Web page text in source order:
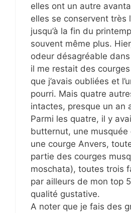
elles ont un autre
elles se conservent très
jusqu’à la fin du
souvent même plus.
odeur désagréable
il me restait des courges
que j’avais oubliées et
pourri. Mais quatre
intactes, presque un an
Parmi les quatre, il y
butternut, une musquée
une courge Anvers,
partie des courges
moschata), toutes trois
par ailleurs de mon top
qualité gustative.
A noter que je fais des